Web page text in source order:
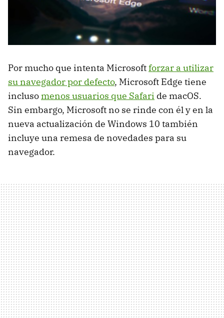
Por mucho que intenta Microsoftforzar a utilizar
su navegador por defecto, Microsoft Edge tiene
inclusomenos usuarios que Safari de macOS.
Sin embargo, Microsoft no se rinde con él y en la
nueva actualización de Windows 10 también
incluye una remesa de novedades para su
navegador.